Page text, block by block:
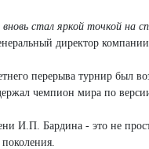
вновь стал яркой точкой на
директор
перерыва турнир был
чемпион мира по
И.П. Бардина - это не